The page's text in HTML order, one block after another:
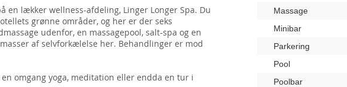
en lækker wellness-afdeling, Linger Longer Spa. Du
grønne områder, og her er der seks
udenfor, en massagepool, salt-spa og en
af selvforkælelse her. Behandlinger er mod
omgang yoga, meditation eller endda en tur i
Massage
Minibar
Parkering
Pool
Poolbar